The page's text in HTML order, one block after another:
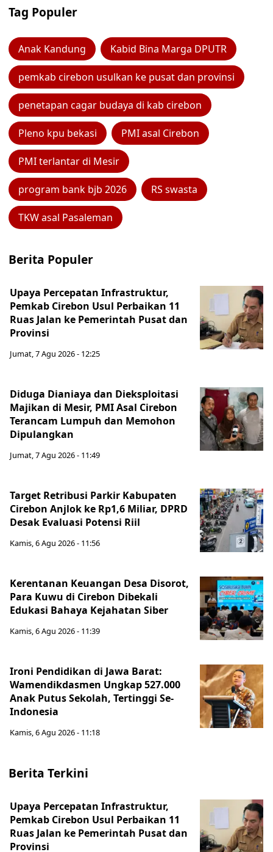
Tag Populer
Anak Kandung Kabid Bina Marga DPUTR
pemkab cirebon usulkan ke pusat dan provinsi
penetapan cagar budaya di kab cirebon
Pleno kpu bekasi PMI asal Cirebon
PMI terlantar di Mesir
program bank bjb 2026 RS swasta
TKW asal Pasaleman
Berita Populer
Upaya Percepatan Infrastruktur,
Pemkab Cirebon Usul Perbaikan 11
Ruas Jalan ke Pemerintah Pusat dan
Provinsi
Jumat, 7 Agu 2026 - 12:25
Diduga Dianiaya dan Dieksploitasi
Majikan di Mesir, PMI Asal Cirebon
Terancam Lumpuh dan Memohon
Dipulangkan
Jumat, 7 Agu 2026 - 11:49
Target Retribusi Parkir Kabupaten
Cirebon Anjlok ke Rp1,6 Miliar, DPRD
Desak Evaluasi Potensi Riil
Kamis, 6 Agu 2026 - 11:56
Kerentanan Keuangan Desa Disorot,
Para Kuwu di Cirebon Dibekali
Edukasi Bahaya Kejahatan Siber
Kamis, 6 Agu 2026 - 11:39
Ironi Pendidikan di Jawa Barat:
Wamendikdasmen Ungkap 527.000
Anak Putus Sekolah, Tertinggi Se-
Indonesia
Kamis, 6 Agu 2026 - 11:18
Berita Terkini
Upaya Percepatan Infrastruktur,
Pemkab Cirebon Usul Perbaikan 11
Ruas Jalan ke Pemerintah Pusat dan
Provinsi